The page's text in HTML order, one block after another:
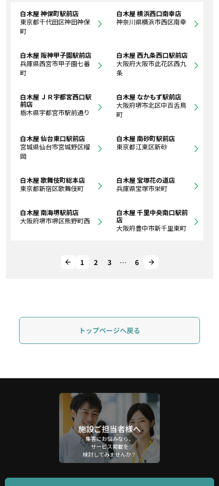
白木屋 神保町駅前店
東京都千代田区神田神保
町
白木屋 横浜西口南幸店
神奈川県横浜市西区南幸
白木屋 阪神甲子園駅前店
兵庫県西宮市甲子園七番
町
白木屋 西九条西口駅前店
大阪府大阪市此花区西九
条
白木屋 ＪＲ宇都宮西口駅
前店
栃木県宇都宮市駅前通り
白木屋 なかもず駅前店
大阪府堺市北区中百舌鳥
町
白木屋 仙台東口駅前店
宮城県仙台市宮城野区榴
岡
白木屋 南砂町駅前店
東京都江東区新砂
白木屋 歌舞伎町総本店
東京都新宿区歌舞伎町
白木屋 宝塚花の道店
兵庫県宝塚市栄町
白木屋 南海堺駅前店
大阪府堺市堺区熊野町西
白木屋 千里中央南口駅前
店
大阪府豊中市新千里東町
1 2 3 … 6
トップページへ戻る
施設ご担当者様へ
集客にお悩みなら、
サービス掲載を
検討してみませんか？